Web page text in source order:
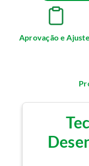
Aprovação e